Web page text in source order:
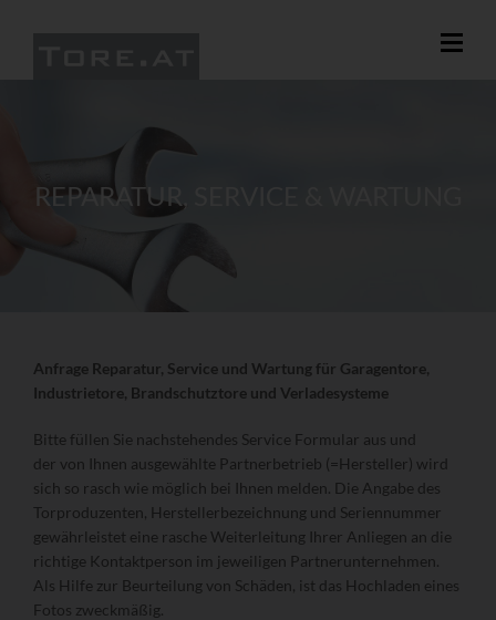
REPARATUR, SERVICE & WARTUNG
Anfrage Reparatur, Service und Wartung für Garagentore,
Industrietore, Brandschutztore und Verladesysteme
Bitte füllen Sie nachstehendes Service Formular aus und
der von Ihnen ausgewählte Partnerbetrieb (=Hersteller) wird
sich so rasch wie möglich bei Ihnen melden. Die Angabe des
Torproduzenten, Herstellerbezeichnung und Seriennummer
gewährleistet eine rasche Weiterleitung Ihrer Anliegen an die
richtige Kontaktperson im jeweiligen Partnerunternehmen.
Als Hilfe zur Beurteilung von Schäden, ist das Hochladen eines
Fotos zweckmäßig.